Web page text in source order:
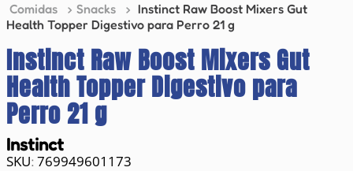
Comidas Snacks
Instinct Raw Boost Mixers Gut
Health Topper Digestivo para Perro 21 g
Instinct Raw Boost Mixers Gut
Health Topper Digestivo para
Perro 21 g
Instinct
: 769949601173